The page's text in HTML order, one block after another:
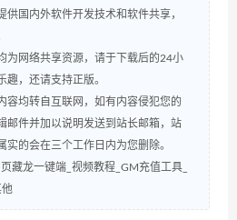
供国内外软件开发技术和软件共享，
为网络共享资源，请于下载后的24小
趣，还请支持正版。
容均转自互联网，如有内容侵犯您的
邮件并加以说明发送到站长邮箱，站
实的会在三个工作日内为您删除。
藏龙一键端_视频教程_GM充值工具_
他